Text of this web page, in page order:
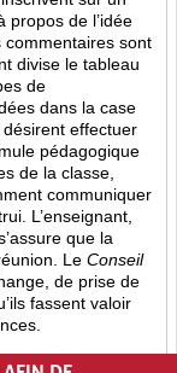
propos de l’idée
commentaires sont
divise le tableau
de
dans la case
désirent effectuer
pédagogique
de la classe,
communiquer
L’enseignant,
que la
Le Conseil
de prise de
fassent valoir